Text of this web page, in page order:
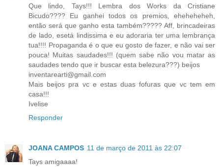
Que lindo, Tays!!! Lembra dos Works da Cristiane
Bicudo???? Eu ganhei todos os premios, eheheheheh,
então será que ganho esta também????? Aff, brincadeiras
de lado, esetá lindissima e eu adoraria ter uma lembrança
tua!!!! Propaganda é o que eu gosto de fazer, e não vai ser
pouca! Muitas saudades!!! (quem sabe não vou matar as
saudades tendo que ir buscar esta belezura???) beijos
inventarearti@gmail.com
Mais beijos pra vc e estas duas fofuras que vc tem em
casa!!!
Ivelise
Responder
JOANA CAMPOS 11 de março de 2011 às 22:07
Tays amigaaaa!